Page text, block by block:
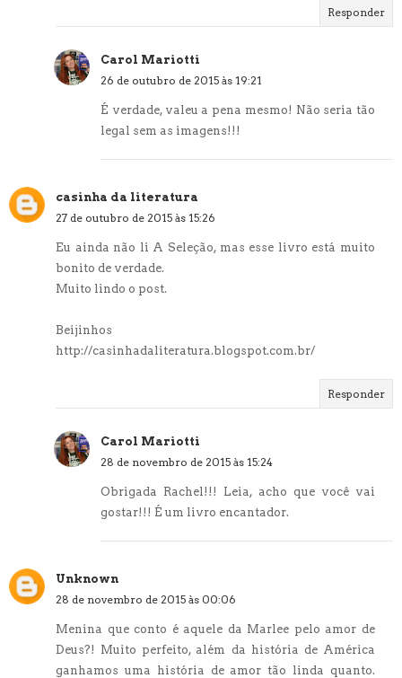
Responder
Carol Mariotti
26 de outubro de 2015 às 19:21
É verdade, valeu a pena mesmo! Não seria tão
legal sem as imagens!!!
casinha da literatura
27 de outubro de 2015 às 15:26
Eu ainda não li A Seleção, mas esse livro está muito
bonito de verdade.
Muito lindo o post.
Beijinhos
http://casinhadaliteratura.blogspot.com.br/
Responder
Carol Mariotti
28 de novembro de 2015 às 15:24
Obrigada Rachel!!! Leia, acho que você vai
gostar!!! É um livro encantador.
Unknown
28 de novembro de 2015 às 00:06
Menina que conto é aquele da Marlee pelo amor de
Deus?! Muito perfeito, além da história de América
ganhamos uma história de amor tão linda quanto.